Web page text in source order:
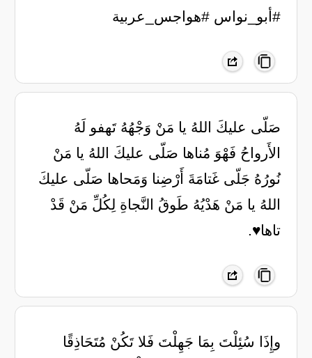
#أبو_نواس #هواجس_عربية
صَلّى عليكَ اللهُ يا مَنْ وَجْهُهُ تَهفو لَهُ
الأَرواحُ فَهْوَ مُناها صَلّى عليكَ اللهُ يا مَنْ
نُورُهُ جَلّى غَتامَةَ أَرْضِنا وَمَحاها صَلّى عليكَ
اللهُ يا مَنْ هَدْيُهُ طَوقُ النَّجاةِ لِكُلِّ مَنْ قَدْ
تاها♥️.
‏وإِذَا سُئِلْتَ بِمَا جَهِلْتَ فَلا تَكُنْ ‏مُتَحَاذِقًا